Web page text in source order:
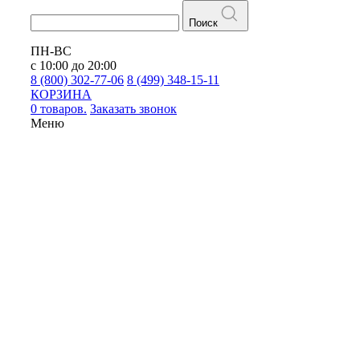
Поиск
ПН-ВС
с 10:00 до 20:00
8 (800) 302-77-06 8 (499) 348-15-11
КОРЗИНА
0 товаров. Заказать звонок
Меню